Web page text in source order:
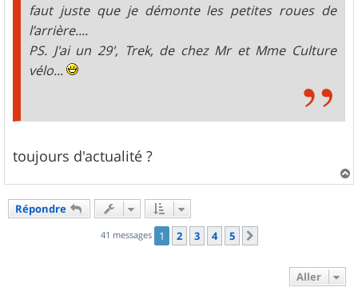
faut juste que je démonte les petites roues de
l’arrière....
PS. J'ai un 29', Trek, de chez Mr et Mme Culture
vélo...
toujours d'actualité ?
a
Répondre
41 messages 1 2 3 4 5
Aller